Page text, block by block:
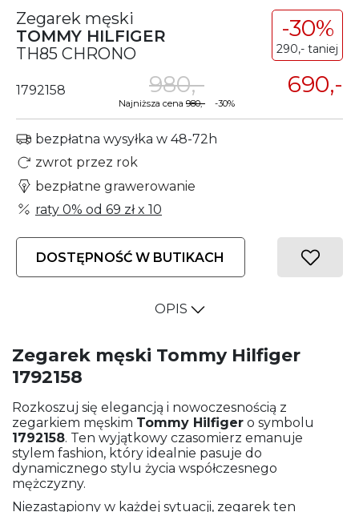
Zegarek męski
TOMMY HILFIGER
TH85 CHRONO
-30%
290,- taniej
1792158 690,-
980,-
Najniższa cena 980,- -30%
bezpłatna wysyłka w 48-72h
zwrot przez rok
bezpłatne grawerowanie
raty 0% od 69 złx 10
DOSTĘPNOŚĆ W BUTIKACH
OPIS
Zegarek męski Tommy Hilfiger
1792158
Rozkoszuj się elegancją i nowoczesnością z
zegarkiem męskim Tommy Hilfiger o symbolu
1792158. Ten wyjątkowy czasomierz emanuje
stylem fashion, który idealnie pasuje do
dynamicznego stylu życia współczesnego
mężczyzny.
Niezastąpiony w każdej sytuacji, zegarek ten